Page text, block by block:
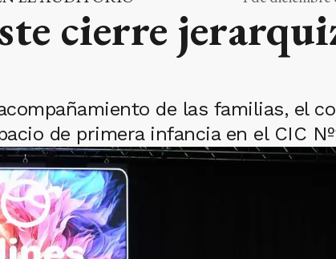
cierre
de las familias, el
de primera infancia en el CIC